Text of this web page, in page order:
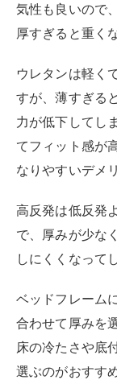
気性も良いので
厚すぎると重く
ウレタンは軽く
すが、薄すぎる
力が低下してし
てフィット感が
なりやすいデメ
高反発は低反発
で、厚みが少な
しにくくなって
ベッドフレーム
合わせて厚みを
床の冷たさや底
選ぶのがおすす